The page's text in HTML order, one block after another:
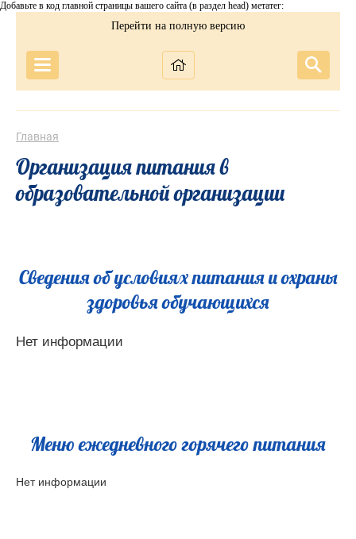
Добавьте в код главной страницы вашего сайта (в раздел head) метатег:
Перейти на полную версию
Главная
Организация питания в
образовательной организации
Сведения об условиях питания и охраны
здоровья обучающихся
Нет информации
Меню ежедневного горячего питания
Нет информации